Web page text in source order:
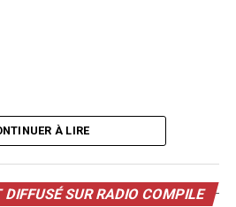
À LIRE
SUR RADIO COMPILE